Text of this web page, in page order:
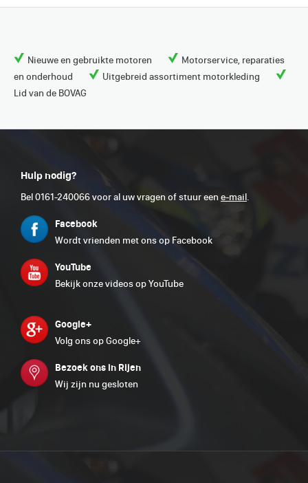
Nieuwe en gebruikte motoren
Motorservice, reparaties
en onderhoud
Uitgebreid assortiment motorkleding
Lid van de BOVAG
Hulp nodig?
Bel 0161-240066 voor al uw vragen of stuur een e-mail
Facebook
Wordt vrienden met ons op Facebook
YouTube
Bekijk onze videos op YouTube
Google+
Volg ons op Google+
Bezoek ons in Rijen
Wij zijn nu gesloten